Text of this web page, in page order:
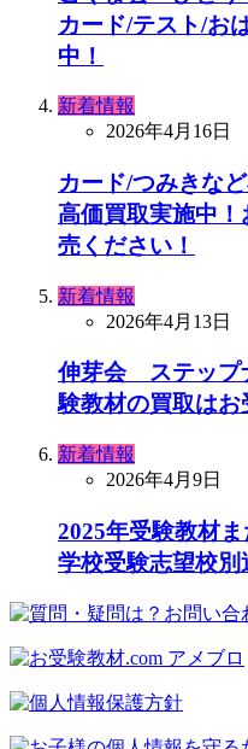
カード/テスト/お
中！
新着情報
2026年4月16日
カード/つみきな
高価買取実施中
売ください！
新着情報
2026年4月13日
伸芽会 ステップ
験教材の買取はお
新着情報
2026年4月9日
2025年受験教材
学校受験志望校